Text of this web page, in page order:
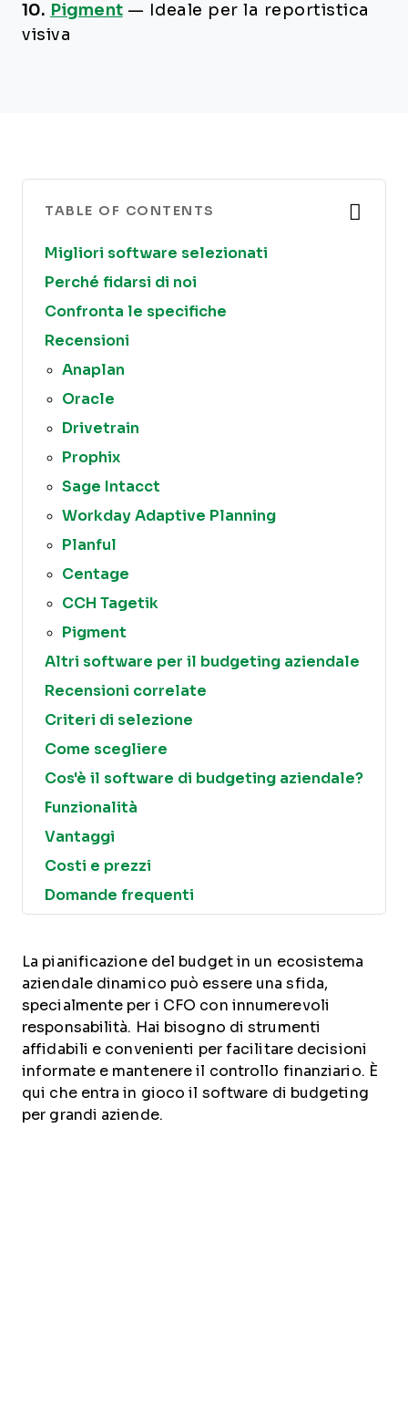
10. Pigment —
Ideale per la reportistica
visiva
TABLE OF CONTENTS
Migliori software selezionati
Perché fidarsi di noi
Confronta le specifiche
Recensioni
Anaplan
Oracle
Drivetrain
Prophix
Sage Intacct
Workday Adaptive Planning
Planful
Centage
CCH Tagetik
Pigment
Altri software per il budgeting aziendale
Recensioni correlate
Criteri di selezione
Come scegliere
Cos'è il software di budgeting aziendale?
Funzionalità
Vantaggi
Costi e prezzi
Domande frequenti
La pianificazione del budget in un ecosistema
aziendale dinamico può essere una sfida,
specialmente per i CFO con innumerevoli
responsabilità. Hai bisogno di strumenti
affidabili e convenienti per facilitare decisioni
informate e mantenere il controllo finanziario. È
qui che entra in gioco il software di budgeting
per grandi aziende.